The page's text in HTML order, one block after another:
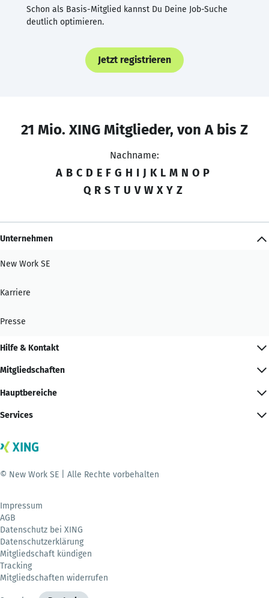
Schon als Basis-Mitglied kannst Du Deine Job-Suche
deutlich optimieren.
Jetzt registrieren
21 Mio. XING Mitglieder, von A bis Z
Nachname:
A B C D E F G H I J K L M N O P
Q R S T U V W X Y Z
Unternehmen
New Work SE
Karriere
Presse
Hilfe & Kontakt
Mitgliedschaften
Hauptbereiche
Services
© New Work SE | Alle Rechte vorbehalten
Impressum
AGB
Datenschutz bei XING
Datenschutzerklärung
Mitgliedschaft kündigen
Tracking
Mitgliedschaften widerrufen